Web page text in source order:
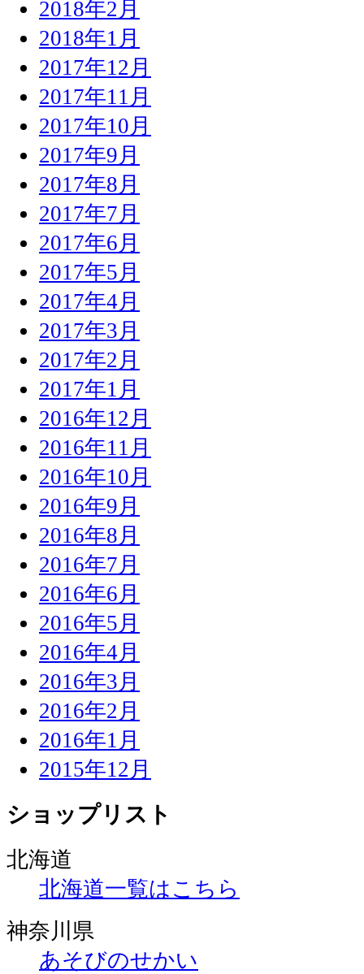
2018年2月
2018年1月
2017年12月
2017年11月
2017年10月
2017年9月
2017年8月
2017年7月
2017年6月
2017年5月
2017年4月
2017年3月
2017年2月
2017年1月
2016年12月
2016年11月
2016年10月
2016年9月
2016年8月
2016年7月
2016年6月
2016年5月
2016年4月
2016年3月
2016年2月
2016年1月
2015年12月
ショップリスト
北海道
北海道一覧はこちら
神奈川県
あそびのせかい